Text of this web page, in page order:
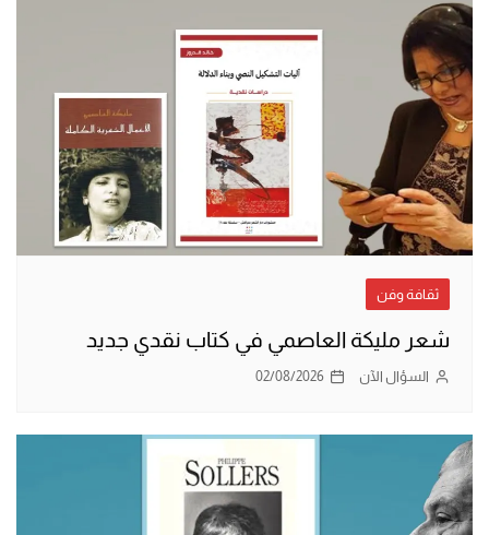
ثقافة وفن
شعر مليكة العاصمي في كتاب نقدي جديد
السؤال الآن 02/08/2026